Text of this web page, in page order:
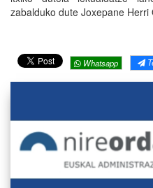
zabalduko dute Joxepane Herri
Whatsapp